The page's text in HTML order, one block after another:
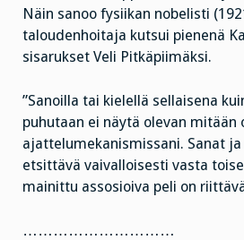
Näin sanoo fysiikan nobelisti
taloudenhoitaja kutsui pienenä
sisarukset Veli Pitkäpiimäksi.
”Sanoilla tai kielellä sellaisena
puhutaan ei näytä olevan mitään
ajattelumekanismissani. Sanat
etsittävä vaivalloisesti vasta
mainittu assosioiva peli on
…………………………